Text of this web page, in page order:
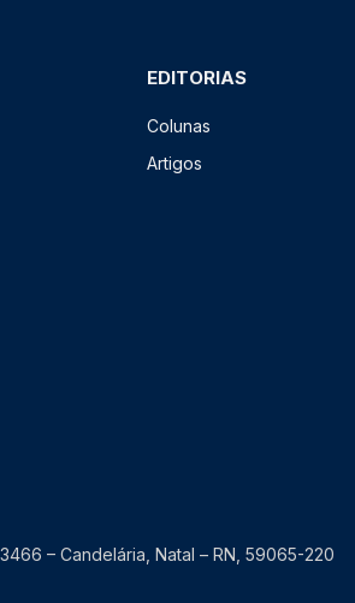
EDITORIAS
Colunas
Artigos
– Candelária, Natal – RN, 59065-220